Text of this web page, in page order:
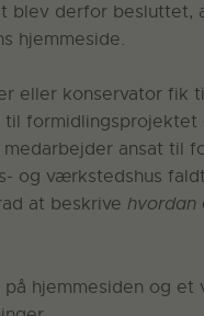
blev derfor besluttet,
hjemmeside.
eller konservator fik
formidlingsprojektet
ansat til
og værkstedshus
at beskrive hvordan
hjemmesiden og et